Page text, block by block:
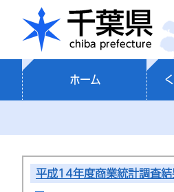
千
ホーム
平成14年度商業統計調査